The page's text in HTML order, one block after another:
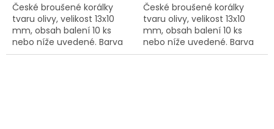
České broušené korálky
tvaru olivy, velikost 13x10
mm, obsah balení 10 ks
nebo níže uvedené. Barva
křišťál s dekorem 28701
České broušené korálky
tvaru olivy, velikost 13x10
mm, obsah balení 10 ks
nebo níže uvedené. Barva
černá